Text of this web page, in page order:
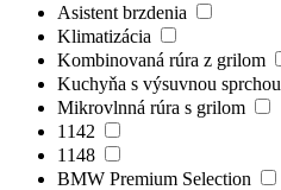
Asistent brzdenia
Klimatizácia
Kombinovaná rúra z grilom
Kuchyňa s výsuvnou sprchou
Mikrovlnná rúra s grilom
1142
1148
BMW Premium Selection